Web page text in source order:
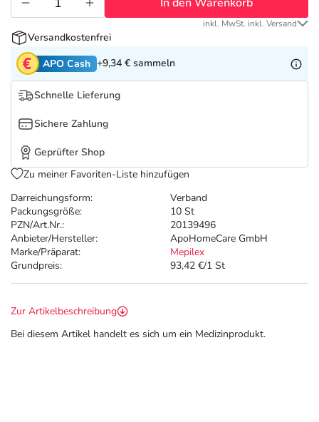
Tierapotheke
Vitamine & Mineralstoffe
Marken
Salus Deals
Darreichungsform:
Verband
Packungsgröße:
10 St
PZN/Art.Nr.:
20139496
Anbieter/Hersteller:
ApoHomeCare GmbH
Marke/Präparat:
Mepilex
Grundpreis:
93,42 €/1 St
inkl. MwSt. inkl. Versand
Versandkostenfrei
APO Cash +9,34 € sammeln
Schnelle Lieferung
Sichere Zahlung
Geprüfter Shop
Zu meiner Favoriten-Liste hinzufügen
Zur Artikelbeschreibung
Bei diesem Artikel handelt es sich um ein Medizinprodukt.